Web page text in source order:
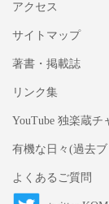
アクセス
サイトマップ
著書・掲載誌
リンク集
YouTube 独楽蔵チ
有機な日々(過去
よくあるご質問